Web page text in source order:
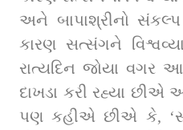
અને બાપાશ્રીનો
કારણ સત્સંગને
રાત્યદિન જોયા
દાખડા કરી રહ્યા
પણ કહીએ છીએ કે,